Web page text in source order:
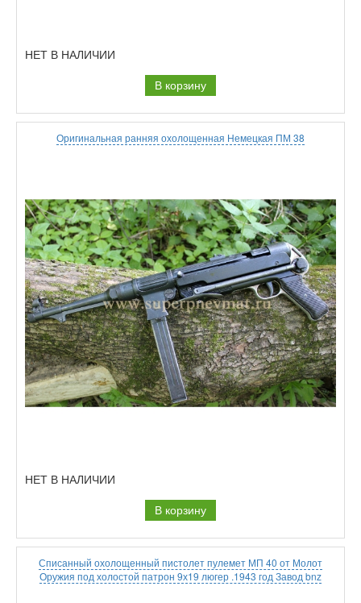
НЕТ В НАЛИЧИИ
В корзину
Оригинальная ранняя охолощенная Немецкая ПМ 38
НЕТ В НАЛИЧИИ
В корзину
Списанный охолощенный пистолет пулемет МП 40 от Молот
Оружия под холостой патрон 9х19 люгер .1943 год Завод bnz